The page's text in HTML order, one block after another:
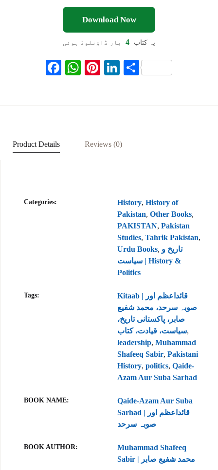
Download Now
یہ کتاب 4 بار ڈاؤنلوڈ ہوئی
F
W
p
Pi Li S
Product Details Reviews (0)
Categories: History, History of
Pakistan, Other Books,
PAKISTAN, Pakistan
Studies, Tahrik Pakistan,
Urdu Books, تاریخ و
سیاست | History &
Politics
Tags:
Kitaab | قائداعظم اور
صوبہ سرحد، محمد شفیع
صابر، پاکستانی تاریخ،
سیاست، قیادت، کتاب,
leadership, Muhammad
Shafeeq Sabir, Pakistani
History, politics, Qaide-
Azam Aur Suba Sarhad
BOOK NAME
Qaide-Azam Aur Suba
Sarhad | قائداعظم اور
صوبہ سرحد
BOOK AUTHOR
Muhammad Shafeeq
Sabir | محمد شفیع صابر